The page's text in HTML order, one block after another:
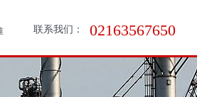
联系我们： 02163567650